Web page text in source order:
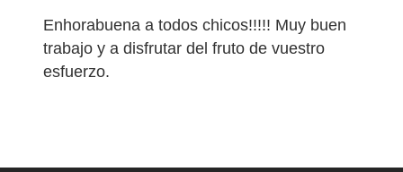
Enhorabuena a todos chicos!!!!! Muy buen
trabajo y a disfrutar del fruto de vuestro
esfuerzo.